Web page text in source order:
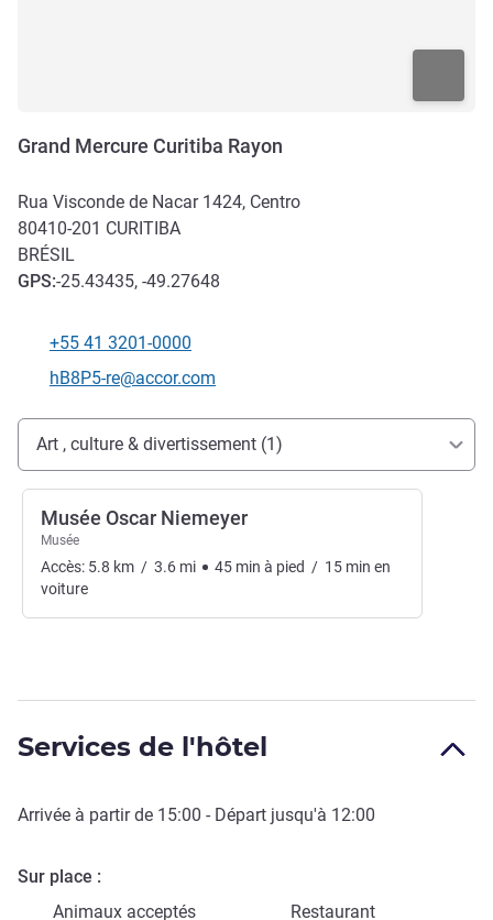
Grand Mercure Curitiba Rayon
Rua Visconde de Nacar 1424, Centro
80410-201 CURITIBA
BRÉSIL
GPS:-25.43435, -49.27648
Téléphone
+55 41 3201-0000
Email de contact
hB8P5-re@accor.com
Accès et transports
Art , culture & divertissement (1)
Musée Oscar Niemeyer
Musée
Accès: 5.8 km / 3.6 mi 45 min à pied / 15 min en
voiture
Services de l'hôtel
Arrivée à partir de 15:00 - Départ jusqu'à 12:00
Sur place
Animaux acceptés
Restaurant